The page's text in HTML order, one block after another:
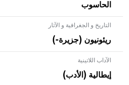
الحاسوب
التاريخ و الجغرافية و الآثار
ريئونيون (جزيرة-)
الآداب اللاتينية
إيطالية (الأدب)